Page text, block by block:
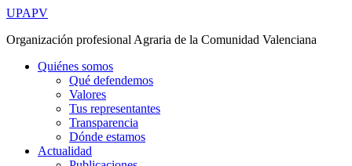
Ir
contenido
UPAPV
Organización profesional Agraria de la Comunidad Valenciana
Quiénes somos
Qué defendemos
Valores
Tus representantes
Transparencia
Dónde estamos
Actualidad